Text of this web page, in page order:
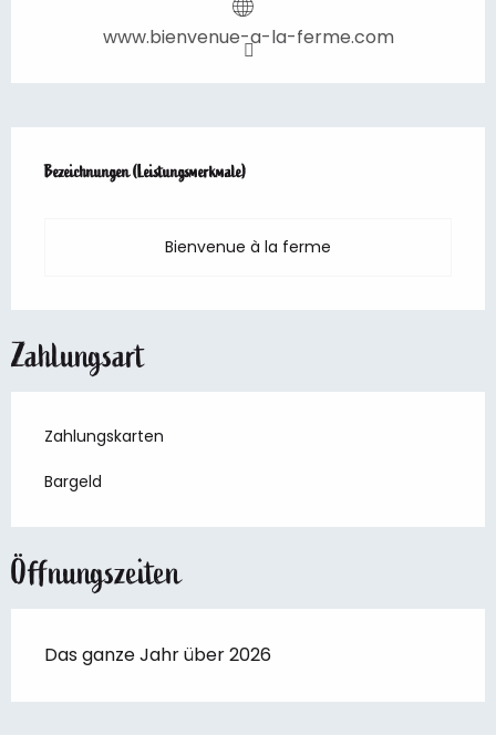
www.bienvenue-a-la-ferme.com
Bezeichnungen (Leistungsmerkmale)
Bezeichnungen (Leistungsmerkmale)
Bienvenue à la ferme
Zahlungsart
Zahlungskarten
Bargeld
Öffnungszeiten
Das ganze Jahr über 2026